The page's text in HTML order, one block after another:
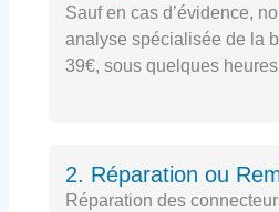
Sauf en cas d’évidence,
analyse spécialisée de la
39€, sous quelques
2. Réparation ou
Réparation des